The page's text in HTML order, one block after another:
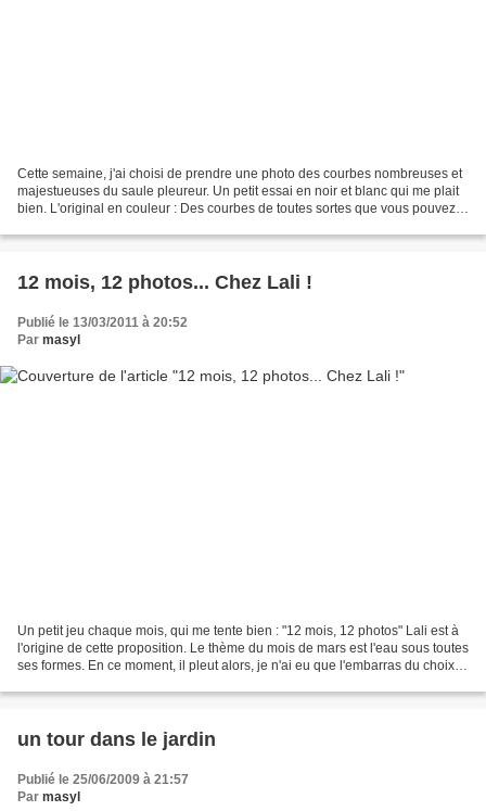
Cette semaine, j'ai choisi de prendre une photo des courbes nombreuses et
majestueuses du saule pleureur. Un petit essai en noir et blanc qui me plait
bien. L'original en couleur : Des courbes de toutes sortes que vous pouvez
12 mois, 12 photos... Chez Lali !
Publié le 13/03/2011 à 20:52
Par masyl
Un petit jeu chaque mois, qui me tente bien : "12 mois, 12 photos" Lali est à
l'origine de cette proposition. Le thème du mois de mars est l'eau sous toutes
ses formes. En ce moment, il pleut alors, je n'ai eu que l'embarras du choix !
un tour dans le jardin
Publié le 25/06/2009 à 21:57
Par masyl